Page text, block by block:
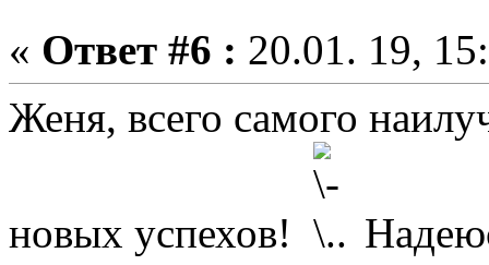
« Ответ #6 : 20.01. 19,
Женя, всего самого
новых успехов!